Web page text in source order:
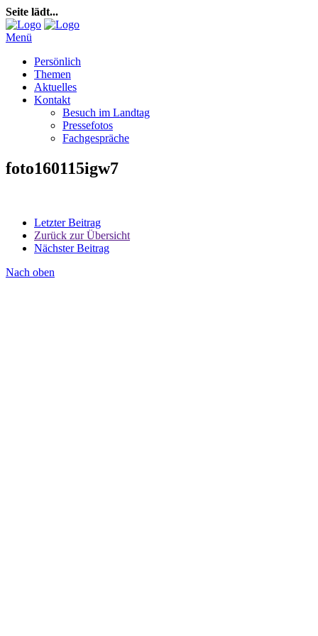
Seite lädt...
Menü
Persönlich
Themen
Aktuelles
Kontakt
Besuch im Landtag
Pressefotos
Fachgespräche
foto160115igw7
Letzter Beitrag
Zurück zur Übersicht
Nächster Beitrag
Nach oben